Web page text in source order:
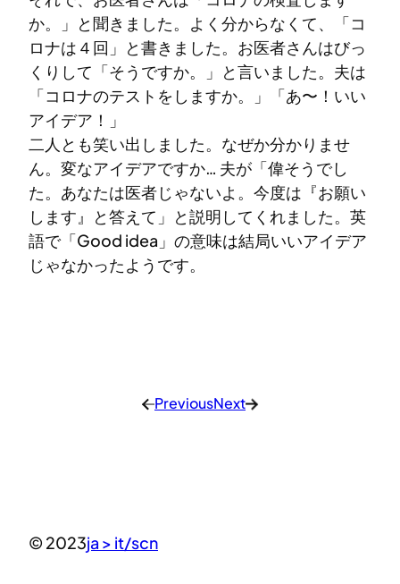
か。」と聞きました。よく分からなくて、「コ
ロナは４回」と書きました。お医者さんはびっ
くりして「そうですか。」と言いました。夫は
「コロナのテストをしますか。」「あ〜！いい
アイデア！」
二人とも笑い出しました。なぜか分かりませ
ん。変なアイデアですか… 夫が「偉そうでし
た。あなたは医者じゃないよ。今度は『お願い
します』と答えて」と説明してくれました。英
語で「Good idea」の意味は結局いいアイデア
じゃなかったようです。
←PreviousNext→
© 2023ja > it/scn